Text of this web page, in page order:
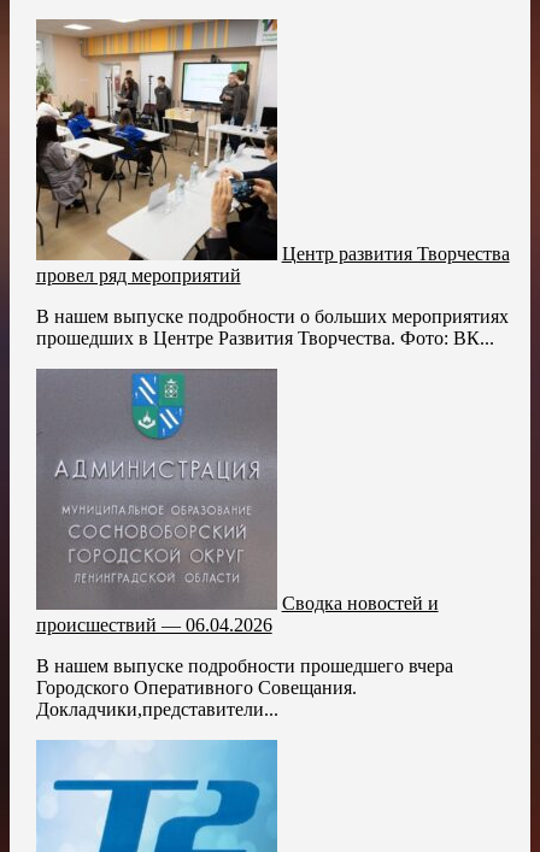
Центр развития Творчества
провел ряд мероприятий
В нашем выпуске подробности о больших мероприятиях
прошедших в Центре Развития Творчества. Фото: ВК...
Сводка новостей и
происшествий — 06.04.2026
В нашем выпуске подробности прошедшего вчера
Городского Оперативного Совещания.
Докладчики,представители...